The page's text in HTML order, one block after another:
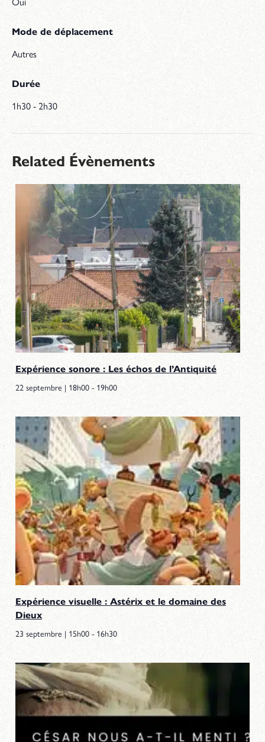
Mode de déplacement
Autres
Durée
1h30 - 2h30
Related Évènements
Expérience sonore : Les échos de l’Antiquité
22 septembre | 18h00 - 19h00
Expérience visuelle : Astérix et le domaine des
Dieux
23 septembre | 15h00 - 16h30